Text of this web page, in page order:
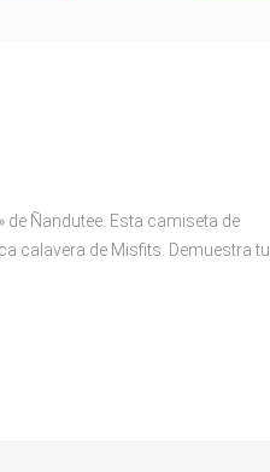
Ñandutee. Esta camiseta de
calavera de Misfits. Demuestra tu